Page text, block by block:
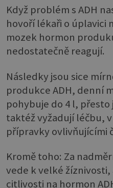
Když problém s ADH
hovoří lékaři o úplavici
mozek hormon
nedostatečně reagují.
Následky jsou sice
produkce ADH, denní
pohybuje do 4 l,
taktéž vyžadují léčbu,
přípravky ovlivňujícími
Kromě toho: Za
vede k velké
citlivosti na hormon